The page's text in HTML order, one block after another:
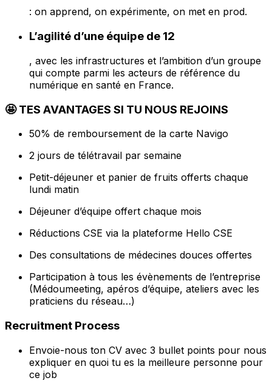
: on apprend, on expérimente, on met en prod.
L’agilité d’une équipe de 12
, avec les infrastructures et l’ambition d’un groupe
qui compte parmi les acteurs de référence du
numérique en santé en France.
🤩 TES AVANTAGES SI TU NOUS REJOINS
50% de remboursement de la carte Navigo
2 jours de télétravail par semaine
Petit-déjeuner et panier de fruits offerts chaque
lundi matin
Déjeuner d’équipe offert chaque mois
Réductions CSE via la plateforme Hello CSE
Des consultations de médecines douces offertes
Participation à tous les évènements de l’entreprise
(Médoumeeting, apéros d’équipe, ateliers avec les
praticiens du réseau…)
Recruitment Process
Envoie-nous ton CV avec 3 bullet points pour nous
expliquer en quoi tu es la meilleure personne pour
ce job